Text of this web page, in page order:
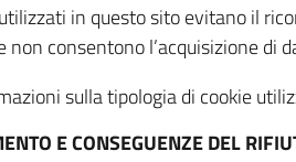
in questo sito evitano il
consentono l’acquisizione di
sulla tipologia di cookie
E CONSEGUENZE DEL